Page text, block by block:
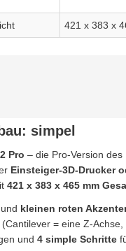
421 x 383 x
simpel
Pro – die Pro-Version
Einsteiger-3D-Drucker
421 x 383 x 465 mm
und kleinen roten
(Cantilever = eine Z-
und 4 simple Schritte